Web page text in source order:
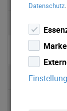
FAQs
▹
Status- und
Datenschutz.